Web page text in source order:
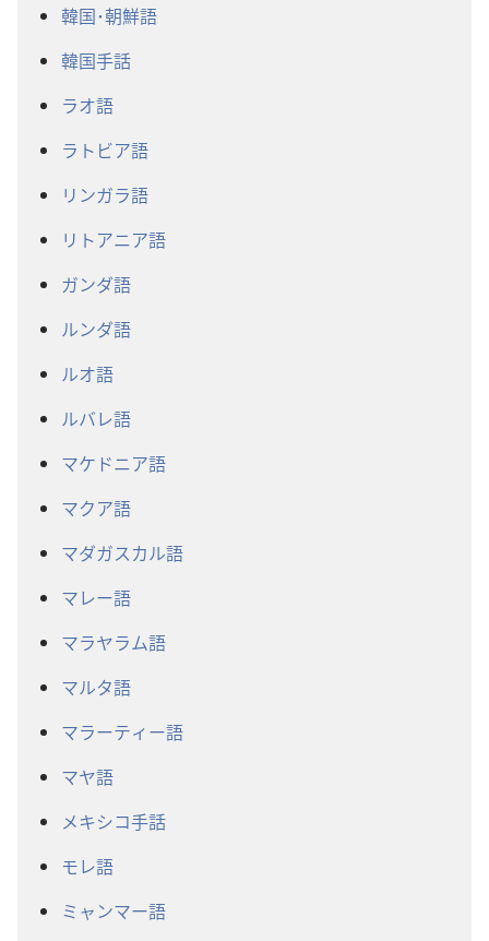
韓国･朝鮮語
韓国手話
ラオ語
ラトビア語
リンガラ語
リトアニア語
ガンダ語
ルンダ語
ルオ語
ルバレ語
マケドニア語
マクア語
マダガスカル語
マレー語
マラヤラム語
マルタ語
マラーティー語
マヤ語
メキシコ手話
モレ語
ミャンマー語